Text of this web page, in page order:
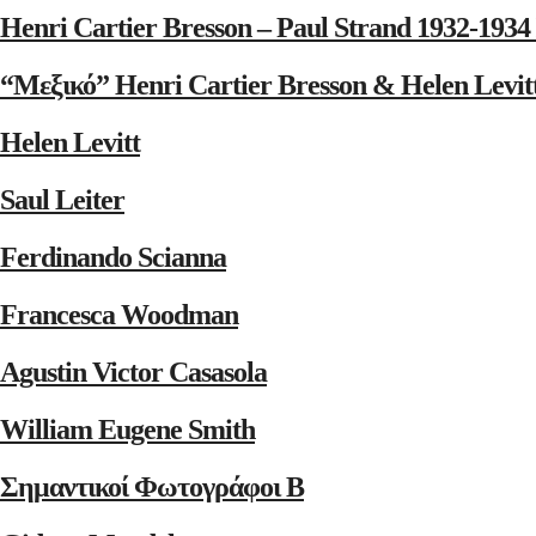
Henri Cartier Bresson – Paul Strand 1932-
“Μεξικό” Henri Cartier Bresson & Helen
Helen Levitt
Saul Leiter
Ferdinando Scianna
Francesca Woodman
Agustin Victor Casasola
William Eugene Smith
Σημαντικοί Φωτογράφοι Β